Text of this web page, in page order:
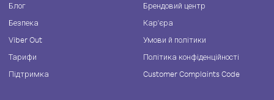
Блог
Безпека
Viber Out
Тарифи
Підтримка
Брендовий центр
Кар'єра
Умови й політики
Політика конфіденційності
Customer Complaints Code